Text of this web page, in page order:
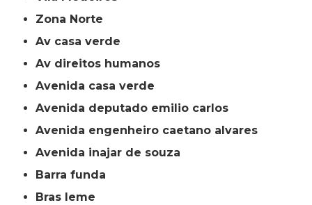
Zona Norte
av casa verde
av direitos humanos
avenida casa verde
avenida deputado emilio carlos
avenida engenheiro caetano alvares
avenida inajar de souza
barra funda
bras leme